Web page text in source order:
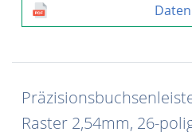
Raster 2,54mm, 26-